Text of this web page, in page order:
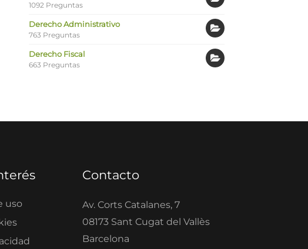
1092 Preguntas
Derecho Administrativo
763 Preguntas
Derecho Fiscal
663 Preguntas
uso
Contacto
Av. Corts Catalanes, 7
08173 Sant Cugat del Vallès
Barcelona